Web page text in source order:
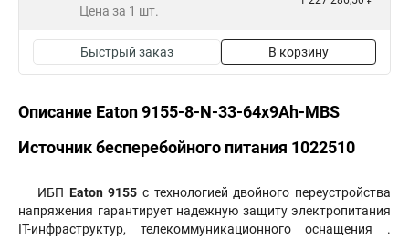
Цена за 1 шт.
Быстрый заказ В корзину
Описание Eaton 9155-8-N-33-64x9Ah-MBS
Источник бесперебойного питания 1022510
ИБП Eaton 9155 с технологией двойного переустройства
напряжения гарантирует надежную защиту электропитания
IT-инфраструктур, телекоммуникационного оснащения .